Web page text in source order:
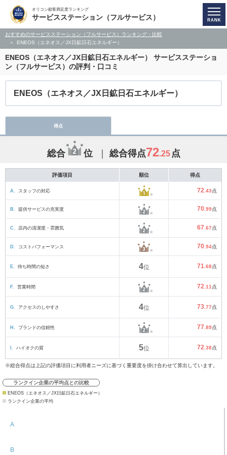
オリコン顧客満足度ランキング
サービスステーション（フルサービス）
おすすめのサービスステーション（フルサービス）ランキング・比較
ENEOS（エネオス／JX日鉱日石エネルギー）
ENEOS（エネオス／JX日鉱日石エネルギー）
サービスステーショ
ン（フルサービス）の評判・口コミ
ENEOS（エネオス／JX日鉱日石エネルギー）
得点
総合 位 総合得点72.25 点
評価項目 順位 得点
A. スタッフの対応 72 .43点
B. 提供サービスの充実度 70 .99点
C. 店内の清潔度・雰囲気 67 .67点
D. コストパフォーマンス 70 .94点
E. 待ち時間の短さ 4位 71 .68点
F. 営業時間 72 .11 点
G. アクセスのしやすさ 4位 73 .77点
H. ブランドの信頼性 77 .89点
I. ハイオクの質 5位 72 .38点
※総合得点は上記の評価項目に利用者ニーズに基づく重要度を掛け合わせて算出しています。
ランクイン企業の平均点との比較
ENEOS（エネオス／JX日鉱日石エネルギー）
ランクイン企業の平均
A
B